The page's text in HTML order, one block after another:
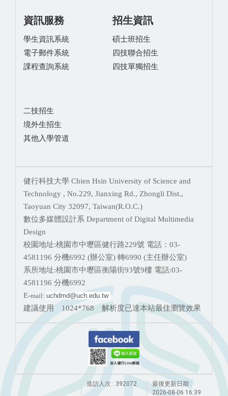
資訊服務
學生資訊系統
電子郵件系統
課程查詢系統
招生資訊
碩士班招生
四技聯合招生
四技單獨招生
二技招生
境外生招生
其他入學管道
健行科技大學 Chien Hsin University of Science and
Technology , No.229, Jianxing Rd., Zhongli Dist.,
Taoyuan City 32097, Taiwan(R.O.C.)
數位多媒體設計系 Department of Digital Multimedia
Design
校園地址:桃園市中壢區健行路229號 電話：03-
4581196 分機6992 (辦公室) 轉6990 (主任辦公室)
系所地址:桃園市中壢區衡陽街93號9樓 電話:03-
4581196 分機6992
E-mail: uchdmd@uch.edu.tw
建議使用 1024*768 解析度已達本站最佳瀏覽效果
造訪人次 : 392072
最後更新日期 :
2026-08-06 16:39